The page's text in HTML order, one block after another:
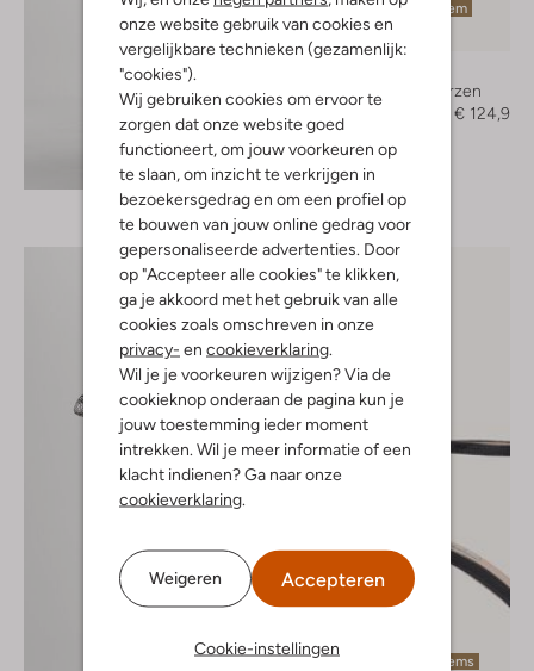
onze website gebruik van cookies en
vergelijkbare technieken (gezamenlijk:
"cookies").
Wij gebruiken cookies om ervoor te
zorgen dat onze website goed
functioneert, om jouw voorkeuren op
te slaan, om inzicht te verkrijgen in
bezoekersgedrag en om een profiel op
te bouwen van jouw online gedrag voor
gepersonaliseerde advertenties. Door
op "Accepteer alle cookies" te klikken,
ga je akkoord met het gebruik van alle
cookies zoals omschreven in onze
privacy- en cookieverklaring
Wil je je voorkeuren wijzigen? Via de
cookieknop onderaan de pagina kun je
jouw toestemming ieder moment
intrekken. Wil je meer informatie of een
klacht indienen? Ga naar onze
cookieverklaring
Weigeren Accepteren
Cookie-instellingen
Ontdek de look
Laatste item
-50%
Hoge laarzen
€ 124,99
Laatste items